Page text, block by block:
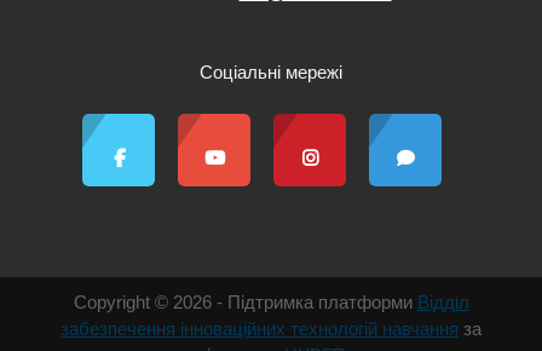
Соціальні мережі
Copyright © 2026 - Підтримка платформи Відділ
забезпечення інноваційних технологій навчання за